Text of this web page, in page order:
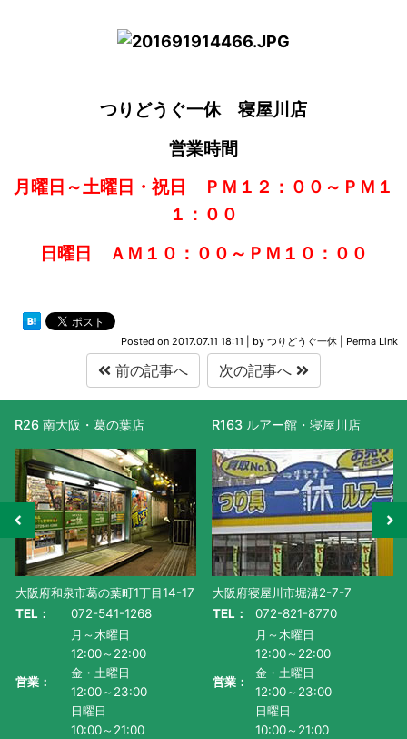
つりどうぐ一休 寝屋川店
営業時間
月曜日～土曜日・祝日 ＰＭ１２：００～ＰＭ１
１：００
日曜日 ＡＭ１０：００～ＰＭ１０：００
Posted on 2017.07.11 18:11 by つりどうぐ一休 Perma Link
前の記事へ 次の記事へ
R26 南大阪・葛の葉店
大阪府和泉市葛の葉町1丁目14-17
TEL：
072-541-1268
営業：
月～木曜日
12:00～22:00
金・土曜日
12:00～23:00
日曜日
10:00～21:00
R163 ルアー館・寝屋川店
大阪府寝屋川市堀溝2-7-7
TEL：
072-821-8770
営業：
月～木曜日
12:00～22:00
金・土曜日
12:00～23:00
日曜日
10:00～21:00